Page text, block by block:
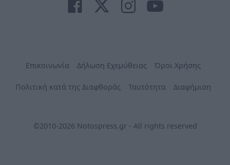
Επικοινωνία Δήλωση Εχεμύθειας Όροι Χρήσης
Πολιτική κατά της Διαφθοράς Ταυτότητα Διαφήμιση
©2010-2026 Notospress.gr - All rights reserved